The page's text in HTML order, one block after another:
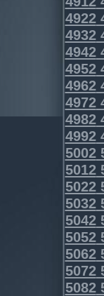
4922
4932
4942
4952
4962
4972
4982
4992
5002
5012
5022
5032
5042
5052
5062
5072
5082